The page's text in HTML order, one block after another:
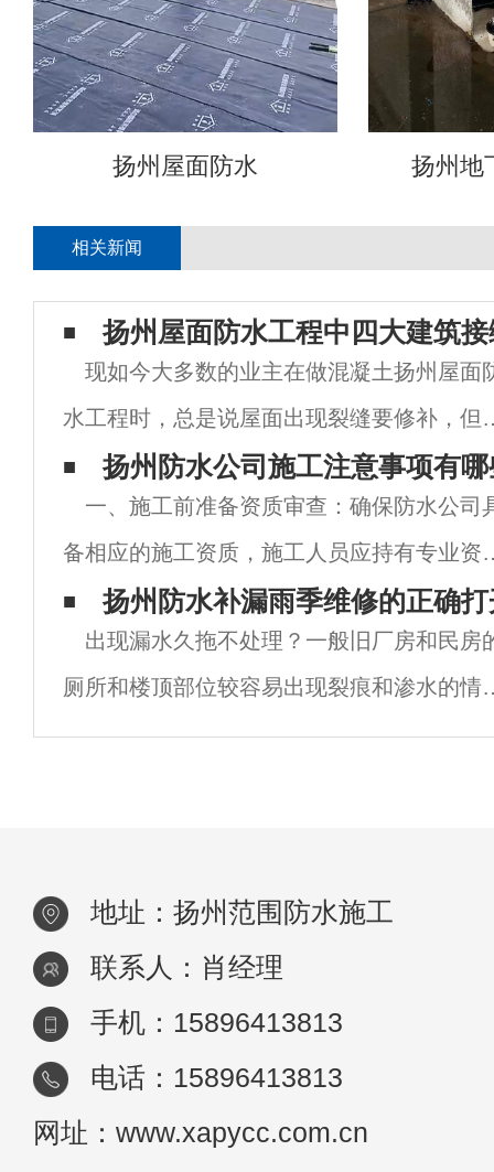
扬州屋面防水 扬州地
相关新闻
扬州屋面防水工程中四大建筑
现如今大多数的业主在做混凝土扬州屋面
水工程时，总是说屋面出现裂缝要修补，但
不知屋面有些缝是要做防水而不是修补！大
数的消费者也不知道建筑的接缝有哪些，接
来就来跟随防水专家了解一下混凝土屋面防
施
扬州防水公司施工注意事项有
一、施工前准备资质审查：确保防水公司
备相应的施工资质，施工人员应持有专业资
证书，并具备丰富的施工经验。材料选择：
水材料应具备良好的防水性能、物理性能和
学稳定性，符合国家及地方相关标准要求。
时
扬州防水补漏雨季维修的正确
出现漏水久拖不处理？一般旧厂房和民房
厕所和楼顶部位较容易出现裂痕和渗水的情
况，长期下去，房屋的建筑材料就会生锈，
地址：扬州范围防水施工
联系人：肖经理
手机：15896413813
电话：15896413813
网址：www.xapycc.com.cn